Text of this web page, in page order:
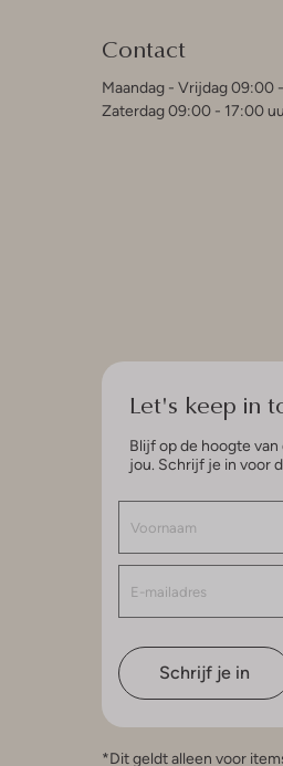
Contact
Maandag - Vrijdag 09:00
Zaterdag 09:00 - 17:00
Let's keep in
Blijf op de hoogte
jou. Schrijf je in voor
Schrijf je in
*Dit geldt alleen voor